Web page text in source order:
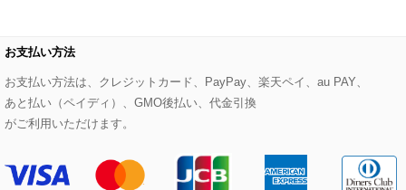
HIROKO BIS
HIROKO BIS GRANDE
その他のコート・ブルゾン
ネクタイ
ビジネスバッグ
サンダル・ミュール
グリーン
その他のアートフラワー
お支払い方法
お支払い方法は、クレジットカード、PayPay、楽天ペイ、au PAY、
あと払い（ペイディ）、GMO後払い、代金引換
がご利用いただけます。